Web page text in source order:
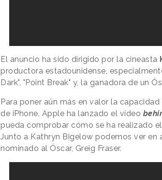
El anuncio ha sido dirigido por la cineasta
productora estadounidense,
Dark", "Point Break" y, la ganadora de un
Para poner aún más en valor la
de iPhone, Apple ha lanzado el vídeo
pueda comprobar cómo se ha realizado
Junto a Kathryn Bigelow podemos ver
nominado al Óscar, Greig Fraser.